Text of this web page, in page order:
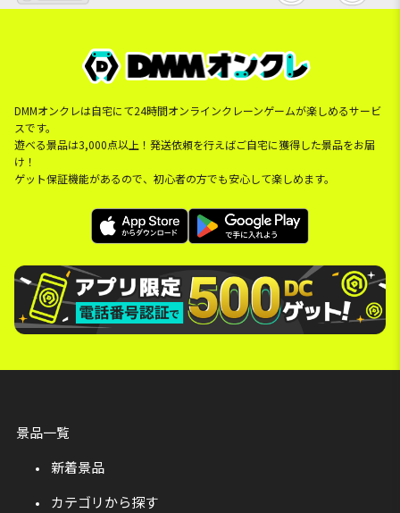
DMMオンクレは自宅にて24時間オンラインクレーンゲームが楽しめるサービ
スです。
遊べる景品は3,000点以上！発送依頼を行えばご自宅に獲得した景品をお届
け！
ゲット保証機能があるので、初心者の方でも安心して楽しめます。
景品一覧
新着景品
カテゴリから探す